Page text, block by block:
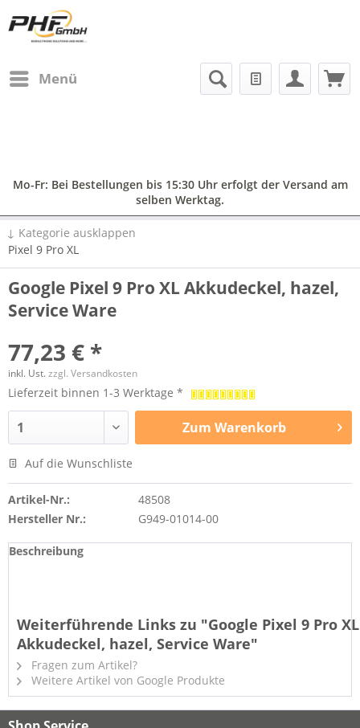
Menü
Mo-Fr: Bei Bestellungen bis 15:30 Uhr erfolgt der Versand am
selben Werktag.
↓ Kategorie ausklappen
Pixel 9 Pro XL
Google Pixel 9 Pro XL Akkudeckel, hazel,
Service Ware
77,23 € *
inkl. Ust.zzgl. Versandkosten
Lieferzeit binnen 1-3 Werktage *
Zum Warenkorb
Auf die Wunschliste
Artikel-Nr.:
48508
Hersteller Nr.:
G949-01014-00
Beschreibung
Weiterführende Links zu "Google Pixel 9 Pro XL
Akkudeckel, hazel, Service Ware"
Fragen zum Artikel?
Weitere Artikel von Google Produkte